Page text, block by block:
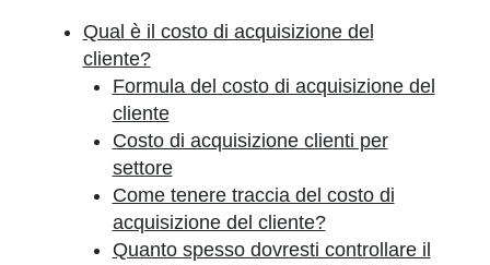
Qual è il costo di acquisizione del
cliente?
Formula del costo di acquisizione del
cliente
Costo di acquisizione clienti per
settore
Come tenere traccia del costo di
acquisizione del cliente?
Quanto spesso dovresti controllare il